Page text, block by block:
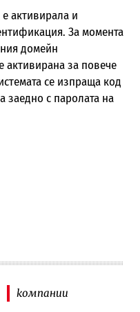
активирала и
За момента
домейн
активирана за повече
се изпраща код
заедно с паролата на
компании